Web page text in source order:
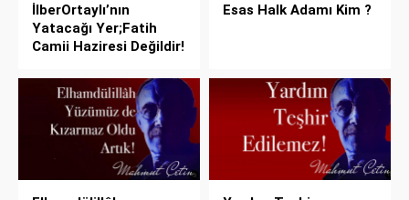
İlberOrtaylı’nın
Yatacağı Yer;Fatih
Camii Haziresi Değildir!
Esas Halk Adamı Kim ?